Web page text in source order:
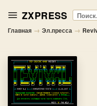
ZXPRESS Поиск
Главная → Эл.пресса →